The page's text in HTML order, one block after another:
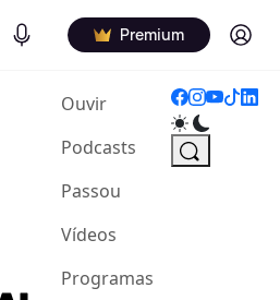
Podcasts Premium Log in
Ouvir(current)
Podcasts
Passou
Vídeos
Programas